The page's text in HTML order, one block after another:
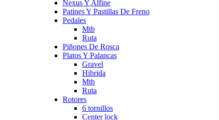
Nexus Y Alfine
Patines Y Pastillas De Freno
Pedales
Mtb
Ruta
Piñones De Rosca
Platos Y Palancas
Gravel
Hibrida
Mtb
Ruta
Rotores
6 tornillos
Center lock